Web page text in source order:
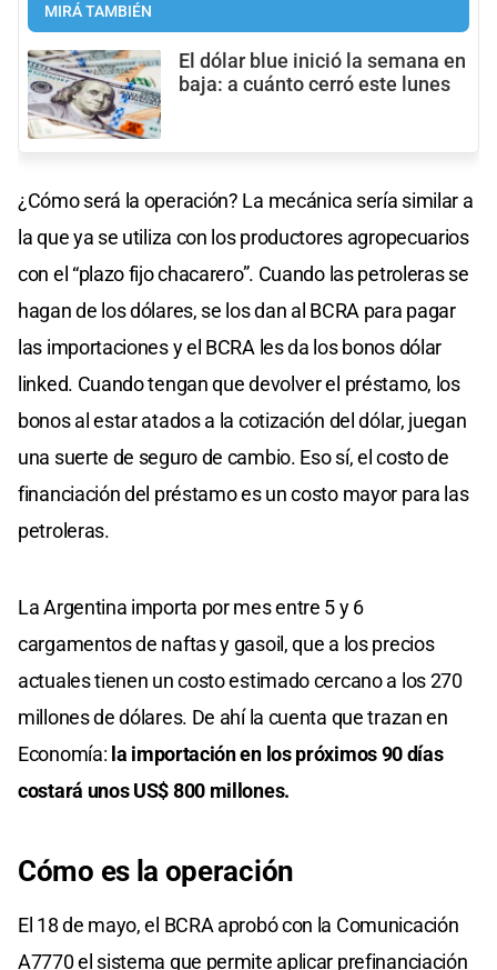
MIRÁ TAMBIÉN
El dólar blue inició la semana en
baja: a cuánto cerró este lunes
¿Cómo será la operación? La mecánica sería similar a
la que ya se utiliza con los productores agropecuarios
con el “plazo fijo chacarero”. Cuando las petroleras se
hagan de los dólares, se los dan al BCRA para pagar
las importaciones y el BCRA les da los bonos dólar
linked. Cuando tengan que devolver el préstamo, los
bonos al estar atados a la cotización del dólar, juegan
una suerte de seguro de cambio. Eso sí, el costo de
financiación del préstamo es un costo mayor para las
petroleras.
La Argentina importa por mes entre 5 y 6
cargamentos de naftas y gasoil, que a los precios
actuales tienen un costo estimado cercano a los 270
millones de dólares. De ahí la cuenta que trazan en
Economía: la importación en los próximos 90 días
costará unos US$ 800 millones.
Cómo es la operación
El 18 de mayo, el BCRA aprobó con la Comunicación
A7770 el sistema que permite aplicar prefinanciación